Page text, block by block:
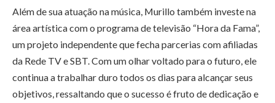
Além de sua atuação na música, Murillo também investe na
área artística com o programa de televisão “Hora da Fama”,
um projeto independente que fecha parcerias com afiliadas
da Rede TV e SBT. Com um olhar voltado para o futuro, ele
continua a trabalhar duro todos os dias para alcançar seus
objetivos, ressaltando que o sucesso é fruto de dedicação e